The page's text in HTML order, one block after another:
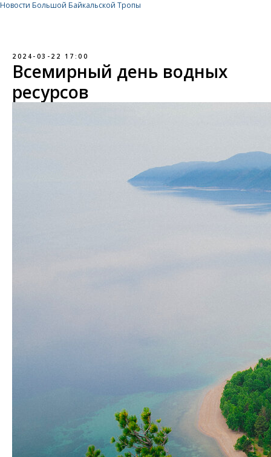
Новости Большой Байкальской Тропы
2024-03-22 17:00
Всемирный день водных
ресурсов